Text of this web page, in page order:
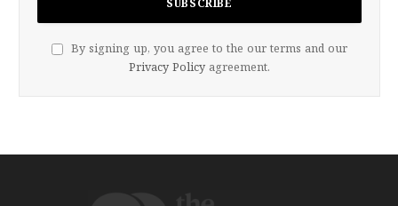
By signing up, you agree to the our terms and our
Privacy Policy agreement.